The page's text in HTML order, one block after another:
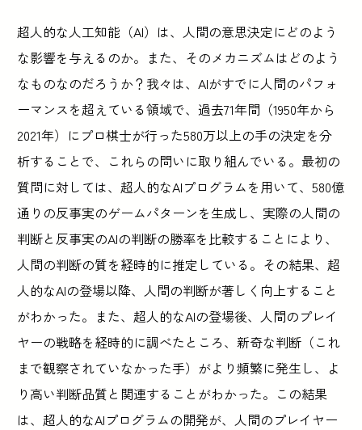
超人的な人工知能（AI）は、人間の意思決定にどのよう
な影響を与えるのか。また、そのメカニズムはどのよう
なものなのだろうか？我々は、AIがすでに人間のパフォ
ーマンスを超えている領域で、過去71年間（1950年から
2021年）にプロ棋士が行った580万以上の手の決定を分
析することで、これらの問いに取り組んでいる。最初の
質問に対しては、超人的なAIプログラムを用いて、580億
通りの反事実のゲームパターンを生成し、実際の人間の
判断と反事実のAIの判断の勝率を比較することにより、
人間の判断の質を経時的に推定している。その結果、超
人的なAIの登場以降、人間の判断が著しく向上すること
がわかった。また、超人的なAIの登場後、人間のプレイ
ヤーの戦略を経時的に調べたところ、新奇な判断（これ
まで観察されていなかった手）がより頻繁に発生し、よ
り高い判断品質と関連することがわかった。この結果
は、超人的なAIプログラムの開発が、人間のプレイヤー